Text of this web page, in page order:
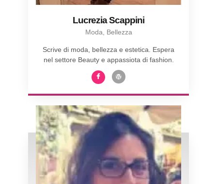
Lucrezia Scappini
Moda, Bellezza
Scrive di moda, bellezza e estetica. Espera
nel settore Beauty e appassiota di fashion.